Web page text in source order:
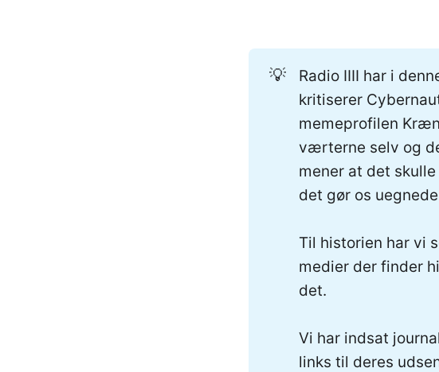
💡
Radio IIII har i
kritiserer
memeprofilen
værterne selv og
mener at det
det gør os
Til historien har vi
medier der finder
det.
Vi har indsat
links til deres